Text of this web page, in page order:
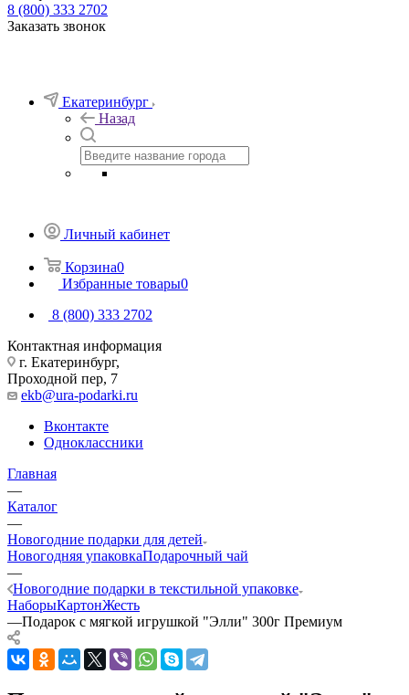
8 (800) 333 2702
Заказать звонок
Екатеринбург
Назад
Личный кабинет
Корзина0
Избранные товары0
8 (800) 333 2702
Контактная информация
г. Екатеринбург,
Проходной пер, 7
ekb@ura-podarki.ru
Вконтакте
Одноклассники
Главная
—
Каталог
—
Новогодние подарки для детей
Новогодняя упаковкаПодарочный чай
—
Новогодние подарки в текстильной упаковке
НаборыКартонЖесть
—Подарок с мягкой игрушкой "Элли" 300г Премиум